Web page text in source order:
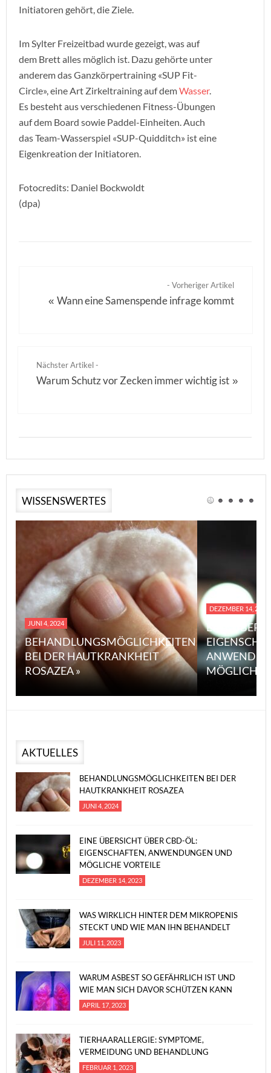
Initiatoren gehört, die Ziele.
Im Sylter Freizeitbad wurde gezeigt, was auf
dem Brett alles möglich ist. Dazu gehörte unter
anderem das Ganzkörpertraining «SUP Fit-
Circle», eine Art Zirkeltraining auf demWasser.
Es besteht aus verschiedenen Fitness-Übungen
auf dem Board sowie Paddel-Einheiten. Auch
das Team-Wasserspiel «SUP-Quidditch» ist eine
Eigenkreation der Initiatoren.
Fotocredits: Daniel Bockwoldt
(dpa)
- Vorheriger Artikel
«Wann eine Samenspende infrage kommt
Nächster Artikel -
Warum Schutz vor Zecken immer wichtig ist »
WISSENSWERTES
JUNI 4, 2024
BEHANDLUNGSMÖGLICHKEITEN
BEI DER HAUTKRANKHEIT
ROSAZEA »
DEZEMBER 14, 2023
EINE
MÖGLICHE
AKTUELLES
BEHANDLUNGSMÖGLICHKEITEN BEI DER
HAUTKRANKHEIT ROSAZEA
JUNI 4, 2024
EINE ÜBERSICHT ÜBER CBD-ÖL:
EIGENSCHAFTEN, ANWENDUNGEN UND
MÖGLICHE VORTEILE
DEZEMBER 14, 2023
WAS WIRKLICH HINTER DEM MIKROPENIS
STECKT UND WIE MAN IHN BEHANDELT
JULI 11, 2023
WARUM ASBEST SO GEFÄHRLICH IST UND
WIE MAN SICH DAVOR SCHÜTZEN KANN
APRIL 17, 2023
TIERHAARALLERGIE: SYMPTOME,
VERMEIDUNG UND BEHANDLUNG
FEBRUAR 1, 2023